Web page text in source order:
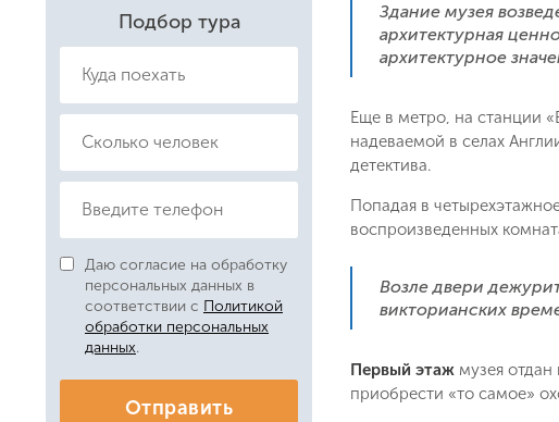
Даю согласие на
Политикой
Подбор тура
Даю согласие на обработку
персональных данных в
соответствии с Политикой
обработки персональных
данных.
Отправить
Здание музея
архитектурная
архитектурное
Еще в метро, на станции
надеваемой в селах
детектива.
Попадая в
воспроизведенных
Возле двери
викторианских
Первый этаж музея
приобрести «то самое»